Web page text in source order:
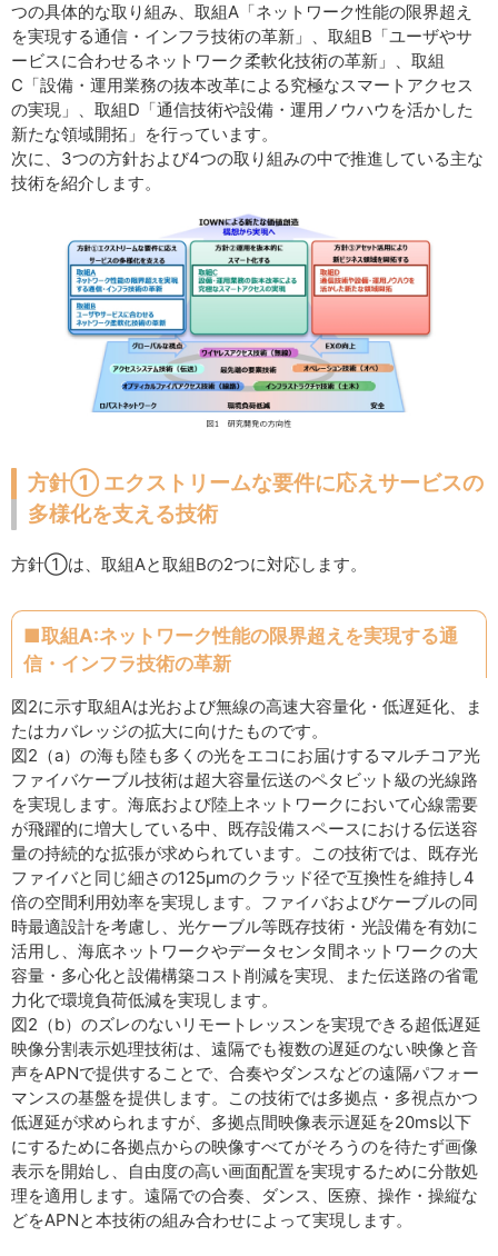
つの具体的な取り組み、取組A「ネットワーク性能の限界超え
を実現する通信・インフラ技術の革新」、取組B「ユーザやサ
ービスに合わせるネットワーク柔軟化技術の革新」、取組
C「設備・運用業務の抜本改革による究極なスマートアクセス
の実現」、取組D「通信技術や設備・運用ノウハウを活かした
新たな領域開拓」を行っています。
次に、3つの方針および4つの取り組みの中で推進している主な
技術を紹介します。
方針① エクストリームな要件に応えサービスの
多様化を支える技術
方針①は、取組Aと取組Bの2つに対応します。
■取組A:ネットワーク性能の限界超えを実現する通
信・インフラ技術の革新
図2に示す取組Aは光および無線の高速大容量化・低遅延化、ま
たはカバレッジの拡大に向けたものです。
図2（a）の海も陸も多くの光をエコにお届けするマルチコア光
ファイバケーブル技術は超大容量伝送のペタビット級の光線路
を実現します。海底および陸上ネットワークにおいて心線需要
が飛躍的に増大している中、既存設備スペースにおける伝送容
量の持続的な拡張が求められています。この技術では、既存光
ファイバと同じ細さの125μmのクラッド径で互換性を維持し4
倍の空間利用効率を実現します。ファイバおよびケーブルの同
時最適設計を考慮し、光ケーブル等既存技術・光設備を有効に
活用し、海底ネットワークやデータセンタ間ネットワークの大
容量・多心化と設備構築コスト削減を実現、また伝送路の省電
力化で環境負荷低減を実現します。
図2（b）のズレのないリモートレッスンを実現できる超低遅延
映像分割表示処理技術は、遠隔でも複数の遅延のない映像と音
声をAPNで提供することで、合奏やダンスなどの遠隔パフォー
マンスの基盤を提供します。この技術では多拠点・多視点かつ
低遅延が求められますが、多拠点間映像表示遅延を20ms以下
にするために各拠点からの映像すべてがそろうのを待たず画像
表示を開始し、自由度の高い画面配置を実現するために分散処
理を適用します。遠隔での合奏、ダンス、医療、操作・操縦な
どをAPNと本技術の組み合わせによって実現します。